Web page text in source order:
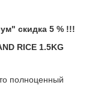
скидка 5 % !!!
RICE 1.5KG
полноценный